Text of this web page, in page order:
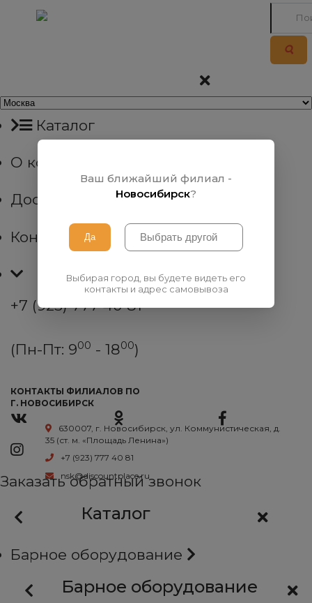
Каталог
О компании
Доставка
Контакты
+7 (923) 777 40 81
(Пн-Пт: 900 - 1800)
КОНТАКТЫ ФИЛИАЛОВ ПО
Г. НОВОСИБИРСК
630007, г. Новосибирск, ул. Коммунистическая, д.
35 (ст. м. «Площадь Ленина»)
+7 (923) 777 40 81
nsk@discountplace.ru
Заказать обратный звонок
Каталог
Барное оборудование
Барное оборудование
Ваш ближайший филиал -
Новосибирск?
Выбирая город, вы будете видеть его
контакты и адрес самовывоза